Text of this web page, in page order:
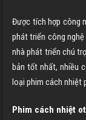
Được tích hợp công
phát triển công
nhà phát triển chú
bản tốt nhất, nhiều
loại phim cách nhiệt
Phim cách nhiệt